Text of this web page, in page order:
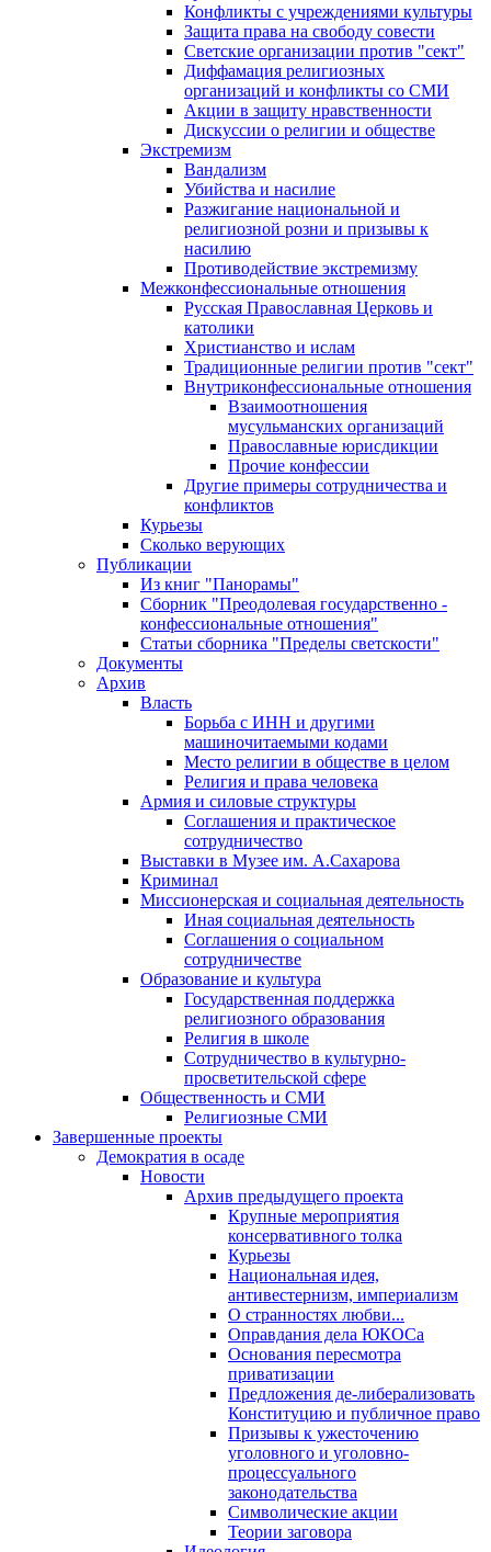
Конфликты с учреждениями культуры
Защита права на свободу совести
Светские организации против "сект"
Диффамация религиозных
организаций и конфликты со СМИ
Акции в защиту нравственности
Дискуссии о религии и обществе
Экстремизм
Вандализм
Убийства и насилие
Разжигание национальной и
религиозной розни и призывы к
насилию
Противодействие экстремизму
Межконфессиональные отношения
Русская Православная Церковь и
католики
Христианство и ислам
Традиционные религии против "сект"
Внутриконфессиональные отношения
Взаимоотношения
мусульманских организаций
Православные юрисдикции
Прочие конфессии
Другие примеры сотрудничества и
конфликтов
Курьезы
Сколько верующих
Публикации
Из книг "Панорамы"
Сборник "Преодолевая государственно -
конфессиональные отношения"
Статьи сборника "Пределы светскости"
Документы
Архив
Власть
Борьба с ИНН и другими
машиночитаемыми кодами
Место религии в обществе в целом
Религия и права человека
Армия и силовые структуры
Соглашения и практическое
сотрудничество
Выставки в Музее им. А.Сахарова
Криминал
Миссионерская и социальная деятельность
Иная социальная деятельность
Соглашения о социальном
сотрудничестве
Образование и культура
Государственная поддержка
религиозного образования
Религия в школе
Сотрудничество в культурно-
просветительской сфере
Общественность и СМИ
Религиозные СМИ
Завершенные проекты
Демократия в осаде
Новости
Архив предыдущего проекта
Крупные мероприятия
консервативного толка
Курьезы
Национальная идея,
антивестернизм, империализм
О странностях любви...
Оправдания дела ЮКОСа
Основания пересмотра
приватизации
Предложения де-либерализовать
Конституцию и публичное право
Призывы к ужесточению
уголовного и уголовно-
процессуального
законодательства
Символические акции
Теории заговора